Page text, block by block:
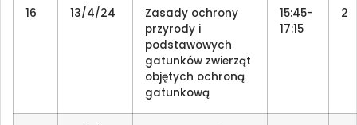
16 13/4/24
Zasady ochrony
przyrody i
podstawowych
gatunków zwierząt
objętych ochroną
gatunkową
15:45-
17:15
2